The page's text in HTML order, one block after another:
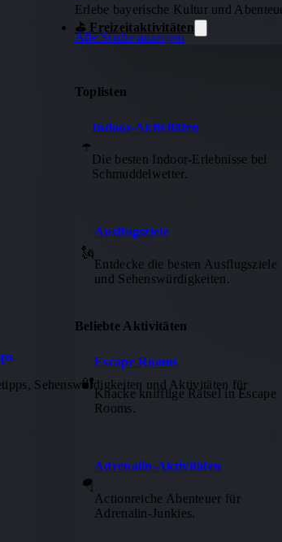
Erlebe bayerische Kultur und
Alle Städte anzeigen
⛳ Freizeitaktivitäten
Toplisten
Indoor-Aktivitäten
Die besten Indoor-Erlebnisse bei
Schmuddelwetter.
☂️
Ausflugsziele
Entdecke die besten Ausflugsziele
und Sehenswürdigkeiten.
🗽
Beliebte Aktivitäten
Escape Rooms
Knacke knifflige Rätsel in Escape
Rooms.
🔐
Adrenalin-Aktivitäten
Actionreiche Abenteuer für
Adrenalin-Junkies.
🪂
Sehenswürdigkeiten und Aktivitäten für